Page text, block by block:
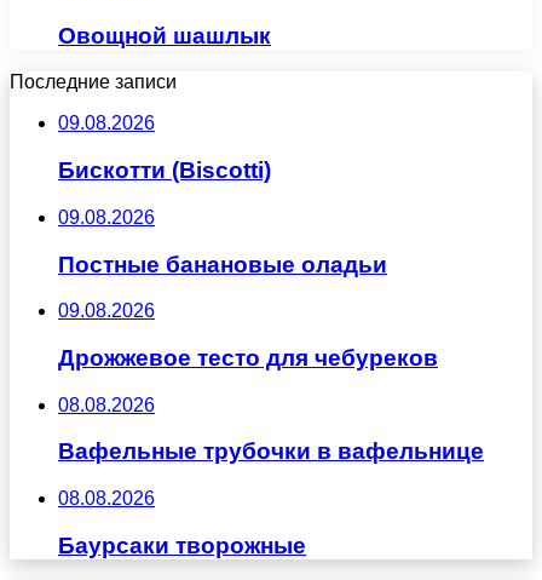
Овощной шашлык
Последние записи
09.08.2026
Бискотти (Biscotti)
09.08.2026
Постные банановые оладьи
09.08.2026
Дрожжевое тесто для чебуреков
08.08.2026
Вафельные трубочки в вафельнице
08.08.2026
Баурсаки творожные